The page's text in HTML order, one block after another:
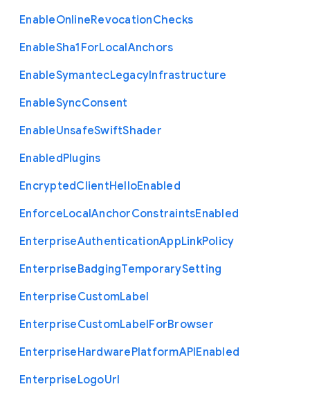
EnableOnlineRevocationChecks
EnableSha1 ForLocalAnchors
EnableSymantecLegacyInfrastructure
EnableSyncConsent
EnableUnsafeSwiftShader
EnabledPlugins
EncryptedClientHelloEnabled
EnforceLocalAnchorConstraintsEnabled
EnterpriseAuthenticationAppLinkPolicy
EnterpriseBadgingTemporarySetting
EnterpriseCustomLabel
EnterpriseCustomLabelForBrowser
EnterpriseHardwarePlatformAPIEnabled
EnterpriseLogoUrl